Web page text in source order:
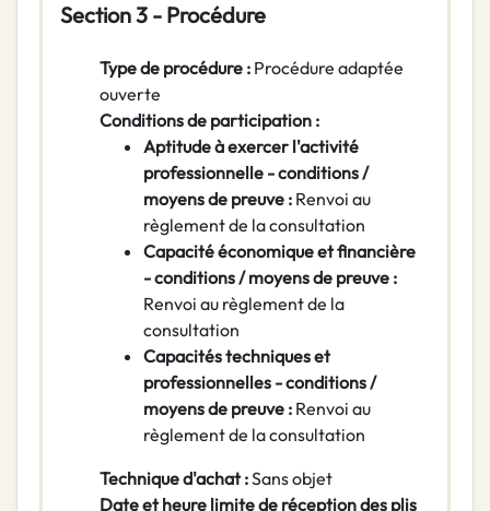
Section 3 - Procédure
Type de procédure : Procédure adaptée
ouverte
Conditions de participation :
Aptitude à exercer l'activité
professionnelle - conditions /
moyens de preuve : Renvoi au
règlement de la consultation
Capacité économique et financière
- conditions / moyens de preuve :
Renvoi au règlement de la
consultation
Capacités techniques et
professionnelles - conditions /
moyens de preuve : Renvoi au
règlement de la consultation
Technique d'achat :Sans objet
Date et heure limite de réception des plis